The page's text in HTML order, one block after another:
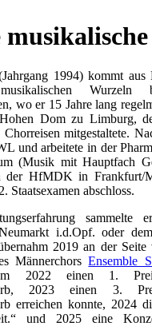
1994) kommt aus
Wurzeln
wo er 15 Jahre lang
Dom zu Limburg,
Chorreisen mitgestaltete.
und arbeitete in der
(Musik mit Hauptfach
der HfMDK in Frankfurt/
Staatsexamen abschloss.
sammelte
i.d.Opf. oder
2019 an der Seite
MännerchorsEnsemble
2022 einen 1.
2023 einen 3.
erreichen konnte, 2024
und 2025 eine